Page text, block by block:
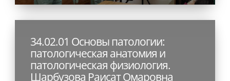
34.02.01 Основы патологии:
патологическая анатомия и
патологическая физиология.
Шарбузова Раисат Омаровна